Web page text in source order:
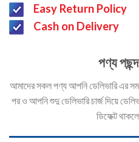
Easy Return Policy
Cash on Delivery
পণ্য
আমাদের সকল পণ্য আপনি ডেলিভারি এর
পর ও আপনি শুদু ডেলিভারি চার্জ দিয়ে
ডিফেক্ট থাকলে